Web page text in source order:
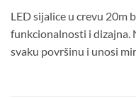
LED sijalice u crevu 20m
funkcionalnosti i dizajna.
svaku površinu i unosi